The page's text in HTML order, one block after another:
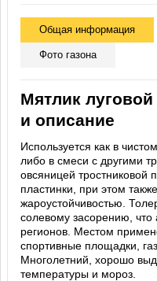
Общая информация
Фото газона
Мятлик
и описание
Используется как в
либо в смеси с другими
овсяницей тростниковой
пластинки, при этом
жароустойчивостью.
солевому засорению,
регионов. Местом
спортивные площадки,
Многолетний, хорошо
температуры и мороз.